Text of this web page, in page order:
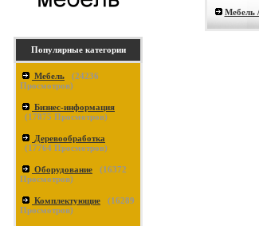
Популярные категории
Мебель (24236
Просмотров)
Бизнес-информация
(17875 Просмотров)
Деревообработка
(17764 Просмотров)
Оборудование (16372
Просмотров)
Комплектующие (16289
Просмотров)
Мебель